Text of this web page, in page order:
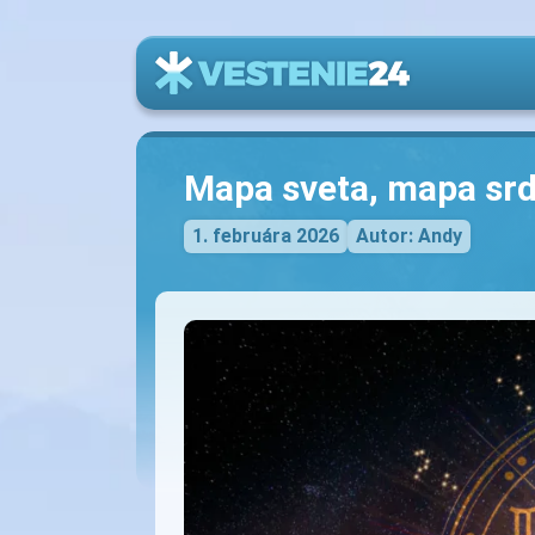
Mapa sveta, mapa
1. februára 2026 Autor: Andy